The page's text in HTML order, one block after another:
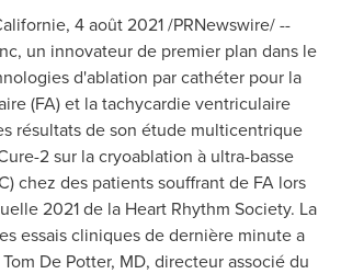
4 août 2021 /PRNewswire/ --
un innovateur de premier plan dans le
d'ablation par cathéter pour la
(FA) et la tachycardie ventriculaire
résultats de son étude multicentrique
2 sur la cryoablation à ultra-basse
chez des patients souffrant de FA lors
2021 de la Heart Rhythm Society. La
essais cliniques de dernière minute a
Tom De Potter, MD, directeur associé du